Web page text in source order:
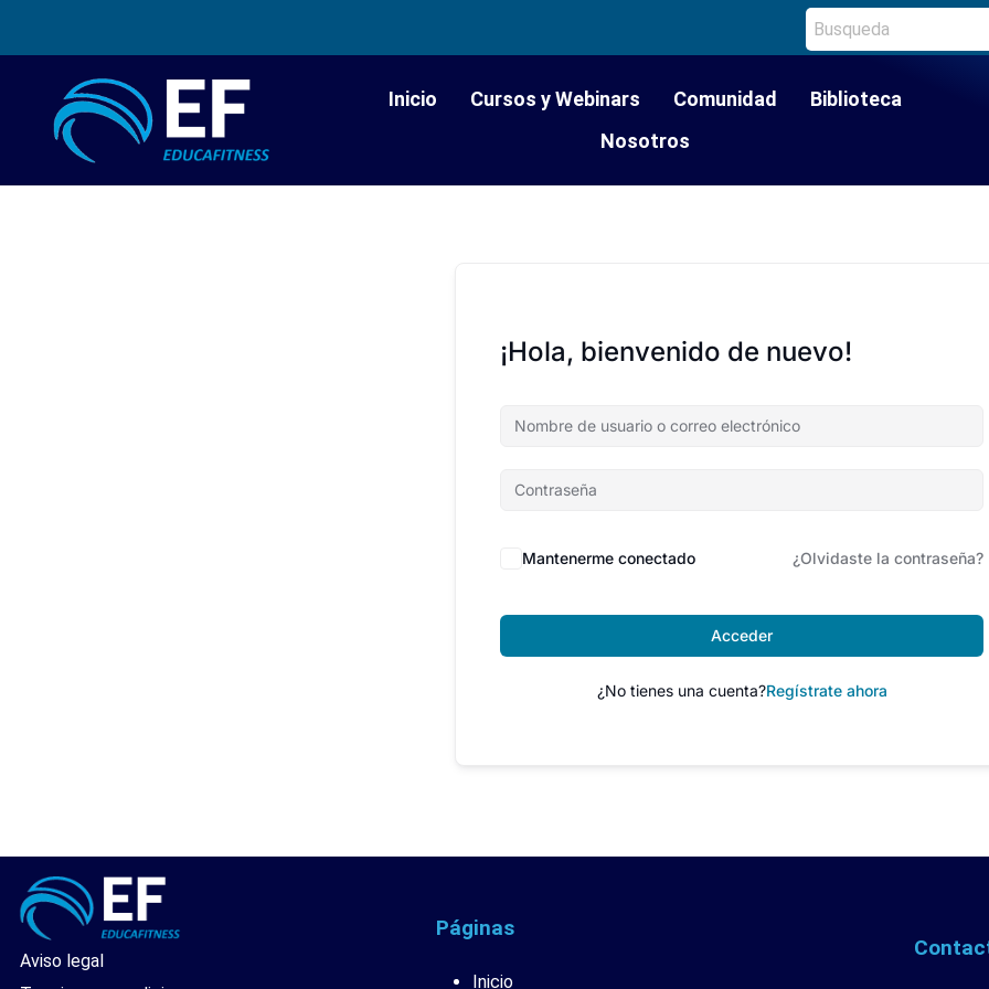
Inicio Cursos y Webinars Comunidad
Biblioteca
Nosotros
¡Hola, bienvenido de nuevo!
Mantenerme conectado ¿Olvidaste la contraseña?
Acceder
¿No tienes una cuenta?Regístrate ahora
Aviso legal
Páginas
Inicio